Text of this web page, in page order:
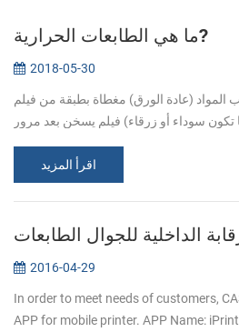
ما هي الطابعات الحرارية?
2018-05-30
المواد (عادة الورق) مغطاة بطبقة من فيلم
سوداء أو زرقاء) فيلم يسخن بعد مرور
اقرأ المزيد
2016-04-29
In order to meet needs of customers,
APP for mobile printer. APP Name: